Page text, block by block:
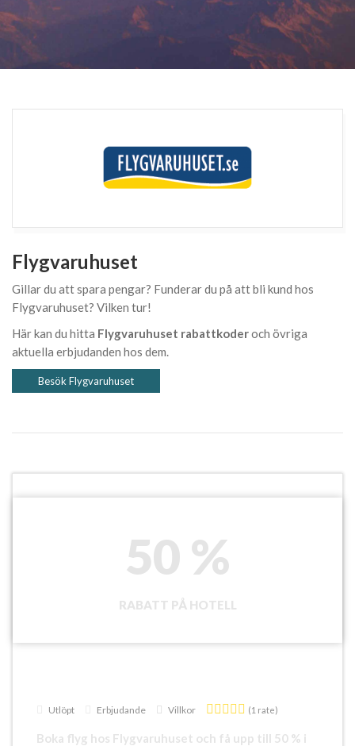
Flygvaruhuset
Gillar du att spara pengar? Funderar du på att bli kund hos
Flygvaruhuset? Vilken tur!
Här kan du hitta Flygvaruhuset rabattkoderoch övriga
aktuella erbjudanden hos dem.
Besök Flygvaruhuset
50 %
RABATT PÅ HOTELL
Utlöpt Erbjudande Villkor (1 rate)
Boka flyg hos Flygvaruhuset och få upp till 50 % i